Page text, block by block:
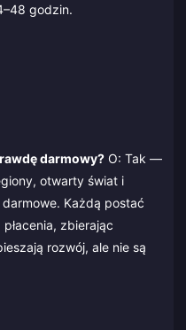
godzin.
darmowy? O: Tak —
otwarty świat i
Każdą postać
zbierając
rozwój, ale nie są